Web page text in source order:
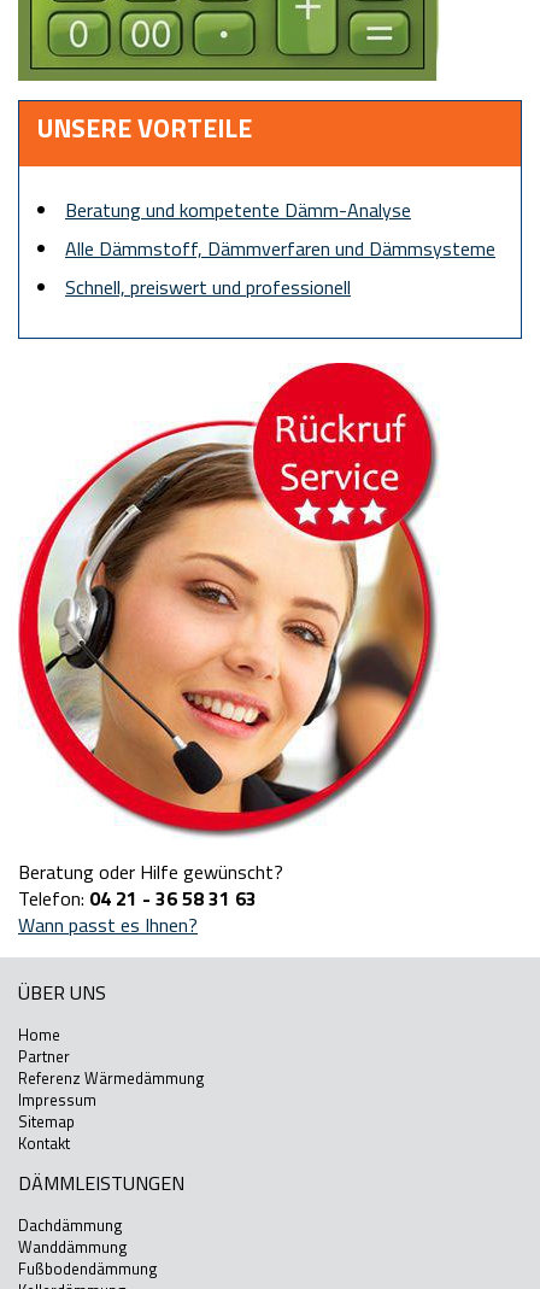
UNSERE VORTEILE
Beratung und kompetente Dämm-Analyse
Alle Dämmstoff, Dämmverfaren und Dämmsysteme
Schnell, preiswert und professionell
Beratung oder Hilfe gewünscht?
Telefon: 04 21 - 36 58 31 63
Wann passt es Ihnen?
ÜBER UNS
Home
Partner
Referenz Wärmedämmung
Impressum
Sitemap
Kontakt
DÄMMLEISTUNGEN
Dachdämmung
Wanddämmung
Fußbodendämmung